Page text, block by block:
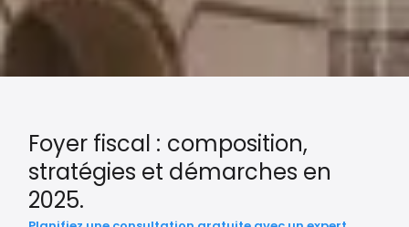
Foyer fiscal : composition,
stratégies et démarches en
2025.